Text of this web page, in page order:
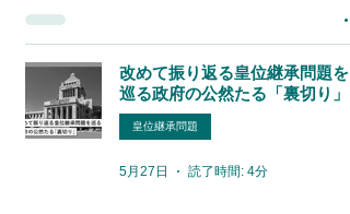
改めて振り返る皇位継承問題を
巡る政府の公然たる「裏切り」
皇位継承問題
5月27日 読了時間: 4分